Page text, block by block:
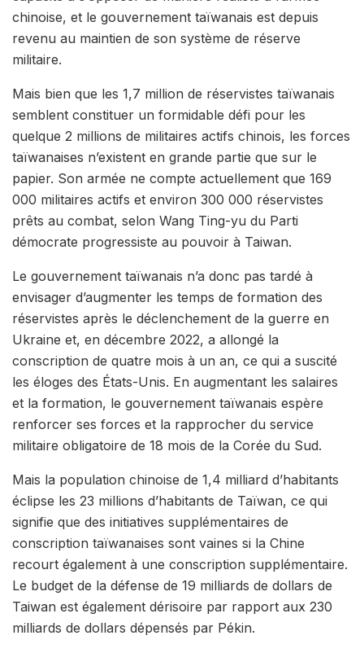
chinoise, et le gouvernement taïwanais est depuis
revenu au maintien de son système de réserve
militaire.
Mais bien que les 1,7 million de réservistes taïwanais
semblent constituer un formidable défi pour les
quelque 2 millions de militaires actifs chinois, les forces
taïwanaises n’existent en grande partie que sur le
papier. Son armée ne compte actuellement que 169
000 militaires actifs et environ 300 000 réservistes
prêts au combat, selon Wang Ting-yu du Parti
démocrate progressiste au pouvoir à Taiwan.
Le gouvernement taïwanais n’a donc pas tardé à
envisager d’augmenter les temps de formation des
réservistes après le déclenchement de la guerre en
Ukraine et, en décembre 2022, a allongé la
conscription de quatre mois à un an, ce qui a suscité
les éloges des États-Unis. En augmentant les salaires
et la formation, le gouvernement taïwanais espère
renforcer ses forces et la rapprocher du service
militaire obligatoire de 18 mois de la Corée du Sud.
Mais la population chinoise de 1,4 milliard d’habitants
éclipse les 23 millions d’habitants de Taïwan, ce qui
signifie que des initiatives supplémentaires de
conscription taïwanaises sont vaines si la Chine
recourt également à une conscription supplémentaire.
Le budget de la défense de 19 milliards de dollars de
Taiwan est également dérisoire par rapport aux 230
milliards de dollars dépensés par Pékin.